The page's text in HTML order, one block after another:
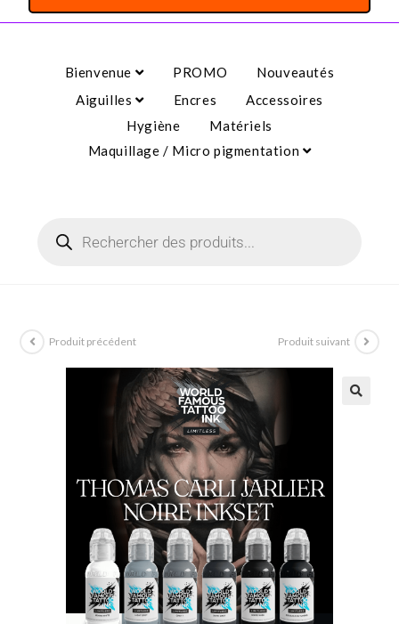
Bienvenue PROMO
Nouveautés
Aiguilles
Encres
Accessoires
Hygiène
Matériels
Maquillage / Micro pigmentation
Produit précédent Produit suivant